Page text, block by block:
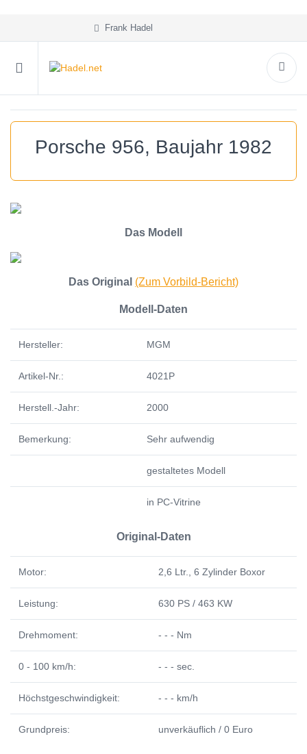
Frank Hadel
Porsche 956, Baujahr 1982
Das Modell
Das Original (Zum Vorbild-Bericht)
Modell-Daten
Hersteller: MGM
Artikel-Nr.: 4021P
Herstell.-Jahr: 2000
Bemerkung: Sehr aufwendig
gestaltetes Modell
in PC-Vitrine
Original-Daten
Motor: 2,6 Ltr., 6 Zylinder Boxor
Leistung: 630 PS / 463 KW
Drehmoment: - - - Nm
0 - 100 km/h: - - - sec.
Höchstgeschwindigkeit: - - - km/h
Grundpreis: unverkäuflich / 0 Euro